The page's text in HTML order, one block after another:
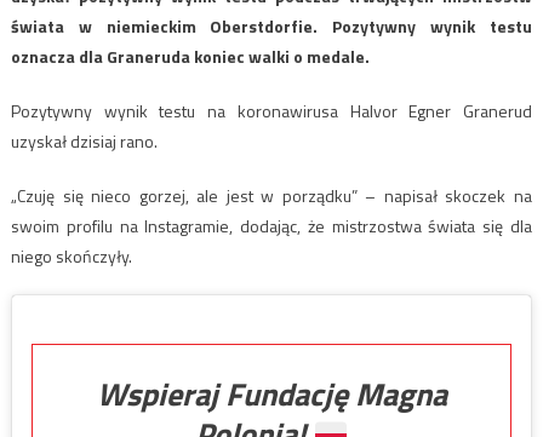
świata w niemieckim Oberstdorfie. Pozytywny wynik testu
oznacza dla Graneruda koniec walki o medale.
Pozytywny wynik testu na koronawirusa Halvor Egner Granerud
uzyskał dzisiaj rano.
„Czuję się nieco gorzej, ale jest w porządku” – napisał skoczek na
swoim profilu na Instagramie, dodając, że mistrzostwa świata się dla
niego skończyły.
Wspieraj Fundację Magna